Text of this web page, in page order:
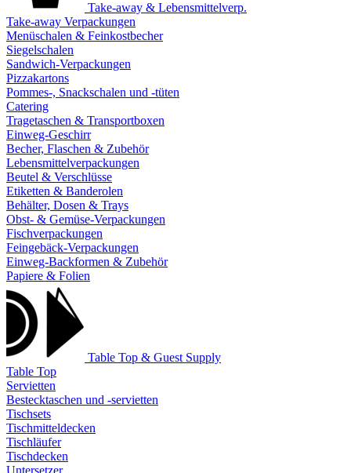
Take-away & Lebensmittelverp.
Take-away Verpackungen
Menüschalen & Feinkostbecher
Siegelschalen
Sandwich-Verpackungen
Pizzakartons
Pommes-, Snackschalen und -tüten
Catering
Tragetaschen & Transportboxen
Einweg-Geschirr
Becher, Flaschen & Zubehör
Lebensmittelverpackungen
Beutel & Verschlüsse
Etiketten & Banderolen
Behälter, Dosen & Trays
Obst- & Gemüse-Verpackungen
Fischverpackungen
Feingebäck-Verpackungen
Einweg-Backformen & Zubehör
Papiere & Folien
Table Top & Guest Supply
Table Top
Servietten
Bestecktaschen und -servietten
Tischsets
Tischmitteldecken
Tischläufer
Tischdecken